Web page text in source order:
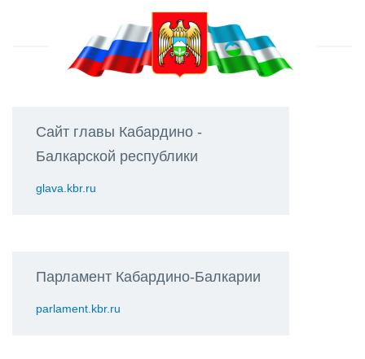
Сайт главы Кабардино -
Балкарской республики
glava.kbr.ru
Парламент Кабардино-Балкарии
parlament.kbr.ru